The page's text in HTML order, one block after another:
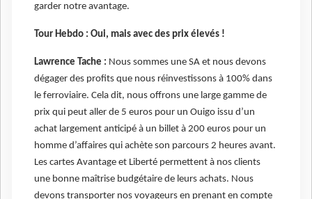
garder notre avantage.
Tour Hebdo : Oui, mais avec des prix élevés !
Lawrence Tache : Nous sommes une SA et nous devons
dégager des profits que nous réinvestissons à 100% dans
le ferroviaire. Cela dit, nous offrons une large gamme de
prix qui peut aller de 5 euros pour un Ouigo issu d’un
achat largement anticipé à un billet à 200 euros pour un
homme d’affaires qui achète son parcours 2 heures avant.
Les cartes Avantage et Liberté permettent à nos clients
une bonne maîtrise budgétaire de leurs achats. Nous
devons transporter nos voyageurs en prenant en compte